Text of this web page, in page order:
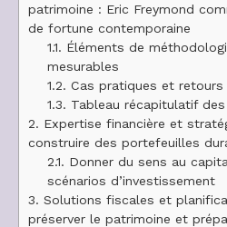
patrimoine : Eric Freymond
de fortune contemporaine
1.1. Éléments de
mesurables
1.2. Cas pratiques et retours
1.3. Tableau récapitulatif
2. Expertise financière et
construire des portefeuilles
2.1. Donner du sens au
scénarios d’investissement
3. Solutions fiscales et
préserver le patrimoine et